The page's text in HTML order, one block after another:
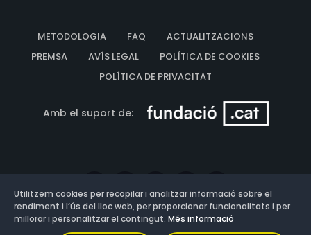
METODOLOGIA FAQ
ACTUALITZACIONS
PREMSA
AVÍS LEGAL
POLÍTICA DE COOKIES
POLÍTICA DE PRIVACITAT
Amb el suport de:
Utilitzem cookies per recopilar i analitzar informació sobre el
rendiment i l’ús del lloc web, per proporcionar funcionalitats i per
millorar i personalitzar el contingut. Més informació